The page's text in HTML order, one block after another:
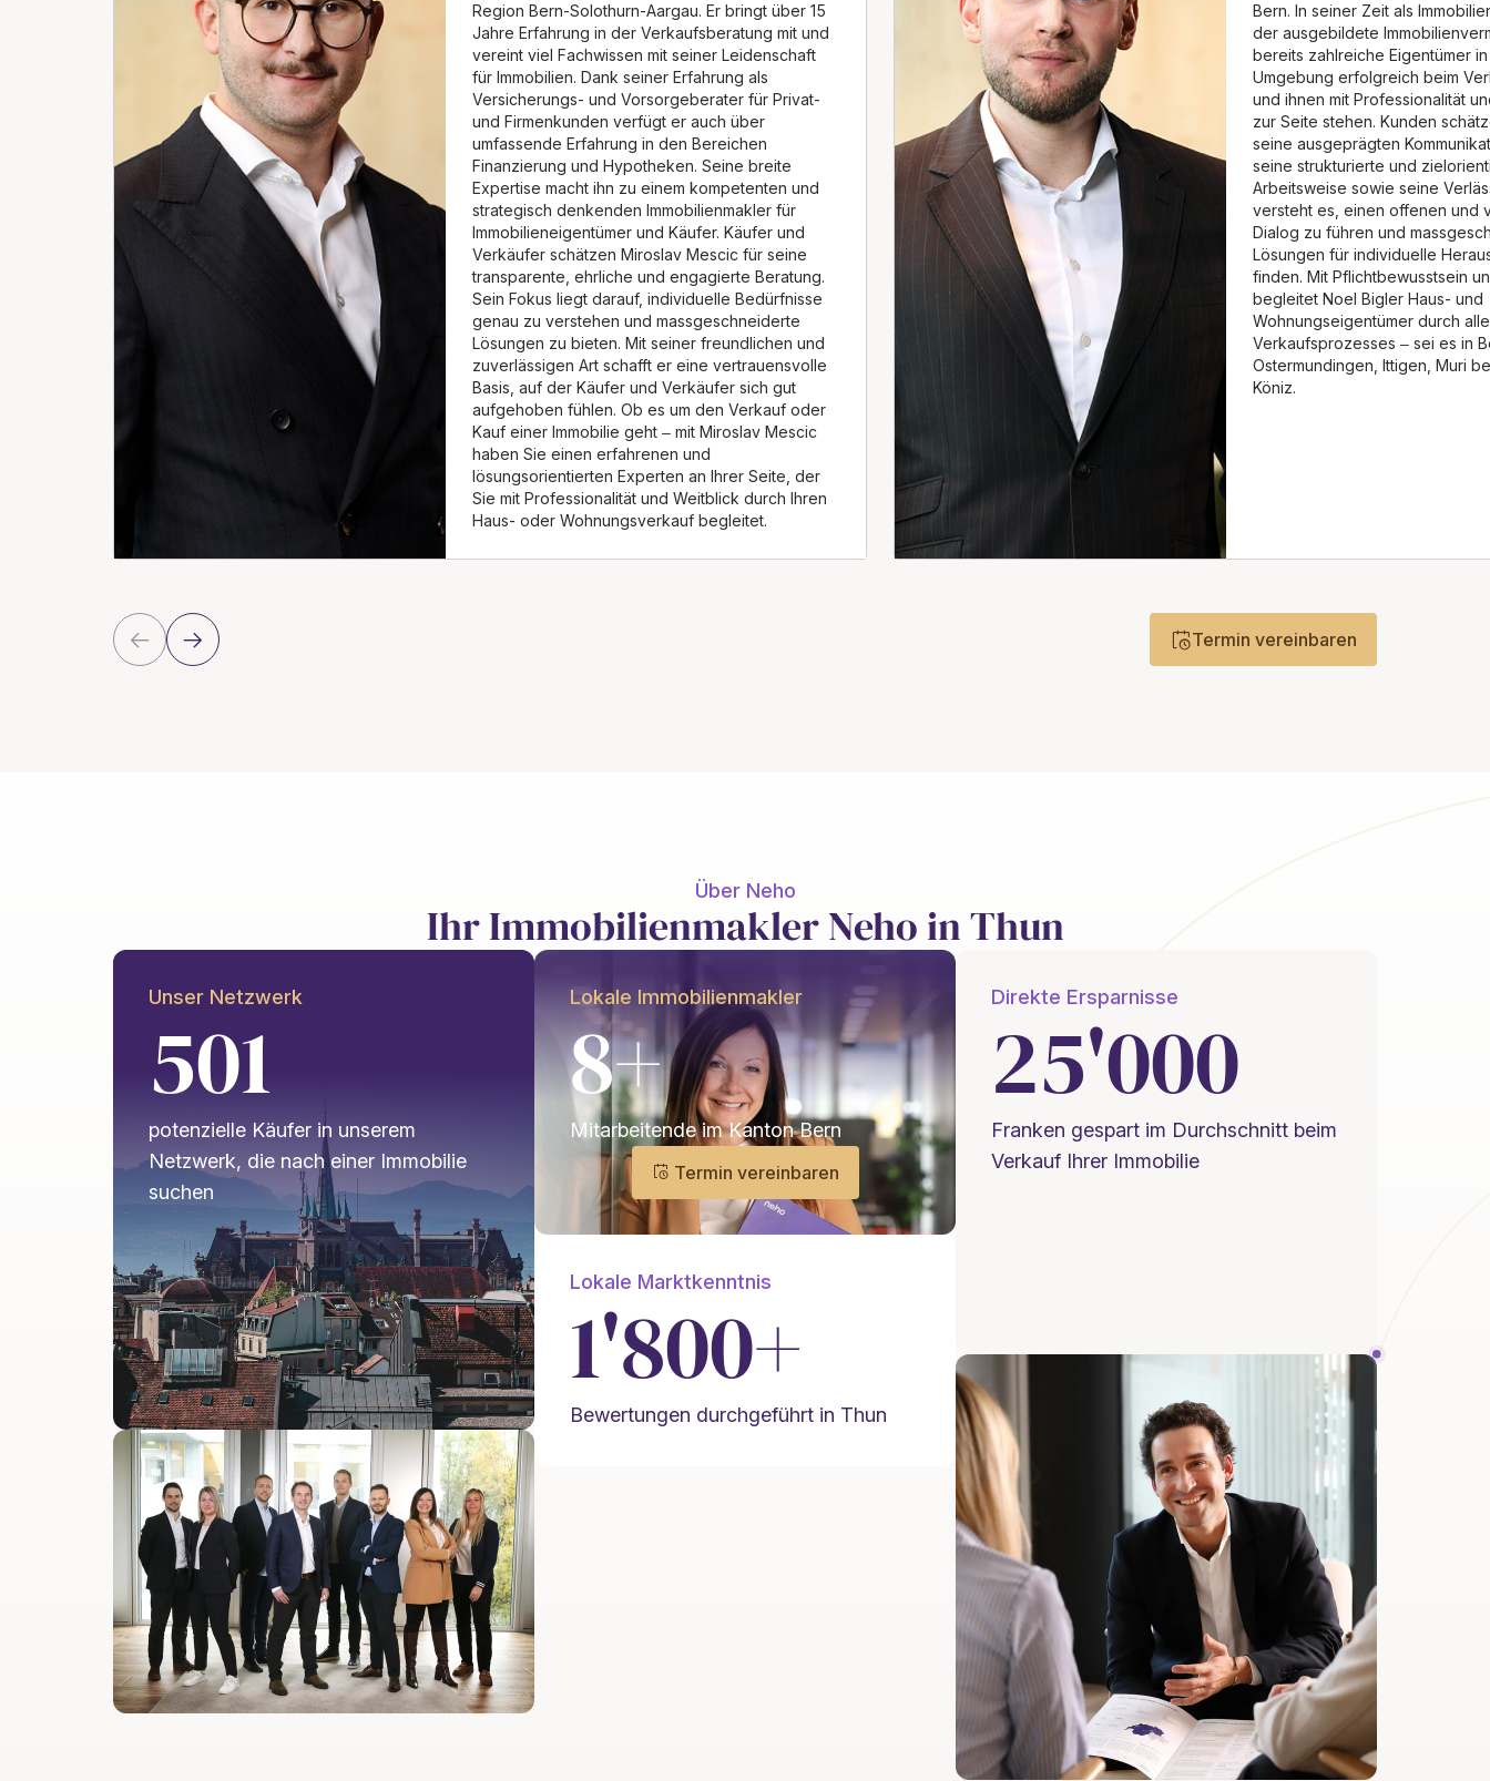
Region Bern-Solothurn-Aargau. Er bringt über 15
Jahre Erfahrung in der Verkaufsberatung mit und
vereint viel Fachwissen mit seiner Leidenschaft
für Immobilien. Dank seiner Erfahrung als
Versicherungs- und Vorsorgeberater für Privat-
und Firmenkunden verfügt er auch über
umfassende Erfahrung in den Bereichen
Finanzierung und Hypotheken. Seine breite
Expertise macht ihn zu einem kompetenten und
strategisch denkenden Immobilienmakler für
Immobilieneigentümer und Käufer. Käufer und
Verkäufer schätzen Miroslav Mescic für seine
transparente, ehrliche und engagierte Beratung.
Sein Fokus liegt darauf, individuelle Bedürfnisse
genau zu verstehen und massgeschneiderte
Lösungen zu bieten. Mit seiner freundlichen und
zuverlässigen Art schafft er eine vertrauensvolle
Basis, auf der Käufer und Verkäufer sich gut
aufgehoben fühlen. Ob es um den Verkauf oder
Kauf einer Immobilie geht – mit Miroslav Mescic
haben Sie einen erfahrenen und
lösungsorientierten Experten an Ihrer Seite, der
Sie mit Professionalität und Weitblick durch Ihren
Haus- oder Wohnungsverkauf begleitet.
Bern. In seiner Zeit als
der ausgebildete
bereits zahlreiche Eigentümer
Umgebung erfolgreich beim
und ihnen mit Professionalität
zur Seite stehen. Kunden
seine ausgeprägten
seine strukturierte und
Arbeitsweise sowie seine
versteht es, einen offenen und
Dialog zu führen und
Lösungen für individuelle
finden. Mit Pflichtbewusstsein
begleitet Noel Bigler Haus- und
Wohnungseigentümer durch
Verkaufsprozesses – sei es in
Ostermundingen, Ittigen, Muri
Köniz.
Termin vereinbaren
Über Neho
Ihr Immobilienmakler Neho in Thun
Unser Netzwerk
501
potenzielle Käufer in unserem
Netzwerk, die nach einer Immobilie
suchen
Lokale Immobilienmakler
8+
Mitarbeitende im Kanton Bern
Termin vereinbaren
Lokale Marktkenntnis
1'800+
Bewertungen durchgeführt in Thun
Direkte Ersparnisse
25'000
Franken gespart im Durchschnitt beim
Verkauf Ihrer Immobilie